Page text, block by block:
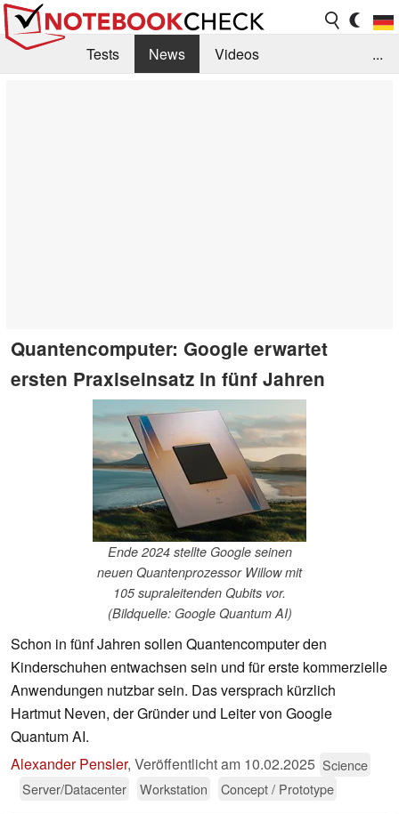
Tests News
Videos
...
Quantencomputer: Google erwartet
ersten Praxiseinsatz in fünf Jahren
Ende 2024 stellte Google seinen
neuen Quantenprozessor Willow mit
105 supraleitenden Qubits vor.
(Bildquelle: Google Quantum AI)
Schon in fünf Jahren sollen Quantencomputer den
Kinderschuhen entwachsen sein und für erste kommerzielle
Anwendungen nutzbar sein. Das versprach kürzlich
Hartmut Neven, der Gründer und Leiter von Google
Quantum AI.
Alexander Pensler, Veröffentlicht am 10.02.2025 Science
Server/Datacenter
Workstation Concept / Prototype